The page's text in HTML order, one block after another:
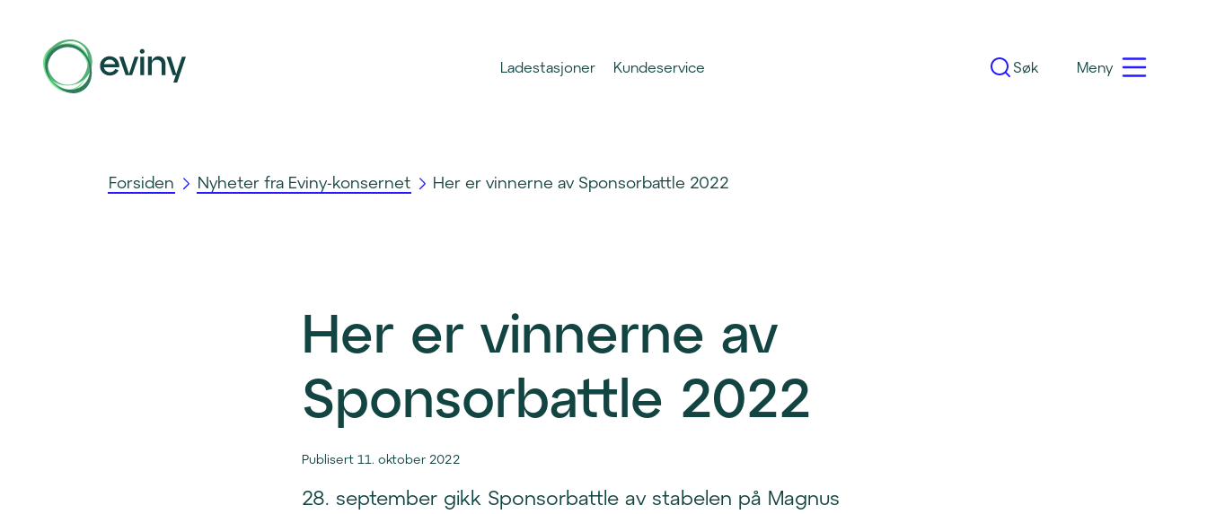
Ladestasjoner Kundeservice Søk Meny
Forsiden Nyheter fra Eviny-konsernet Her er vinnerne av Sponsorbattle 2022
Her er vinnerne av
Sponsorbattle 2022
Publisert 11. oktober 2022
28. september gikk Sponsorbattle av stabelen på Magnus